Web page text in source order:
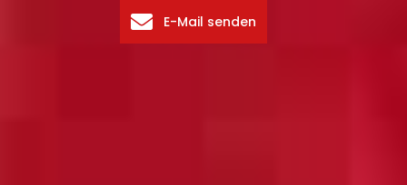
E-Mail senden